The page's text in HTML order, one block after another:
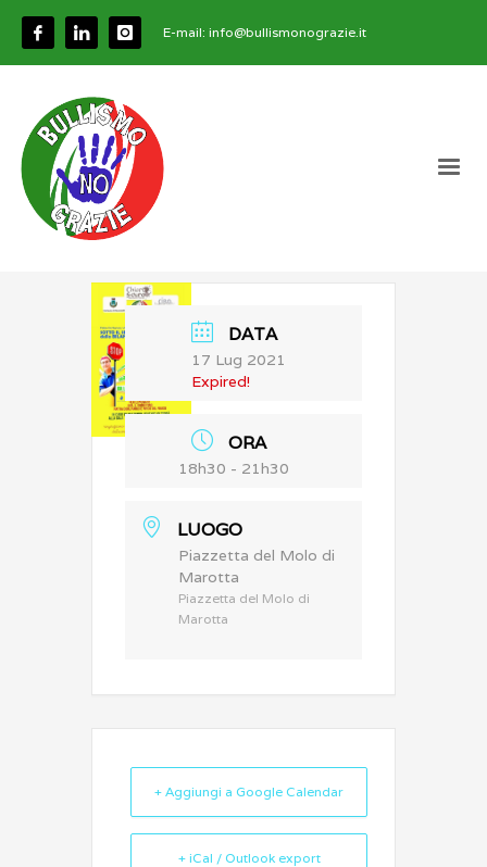
E-mail: info@bullismonograzie.it
DATA
17 Lug 2021
Expired!
ORA
18h30 - 21h30
LUOGO
Piazzetta del Molo di
Marotta
Piazzetta del Molo di
Marotta
+ Aggiungi a Google Calendar
+ iCal / Outlook export